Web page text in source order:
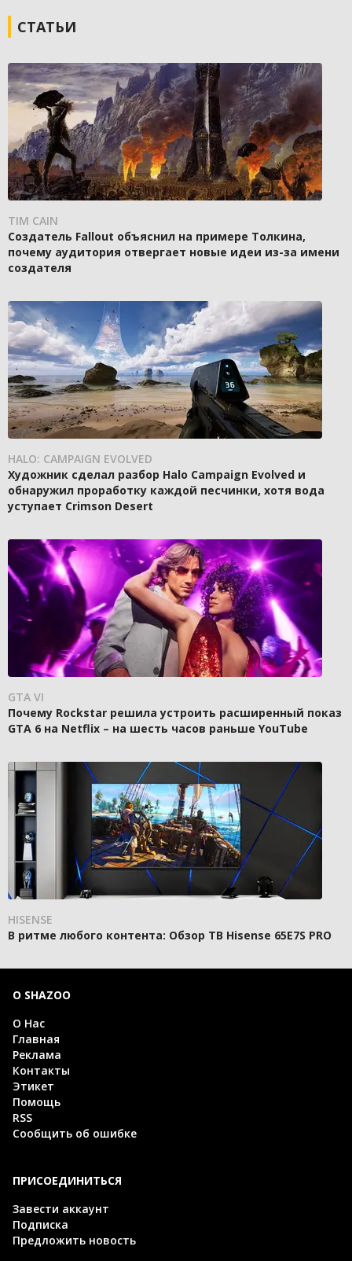
СТАТЬИ
TIM CAIN
Создатель Fallout объяснил на примере Толкина,
почему аудитория отвергает новые идеи из-за имени
создателя
HALO: CAMPAIGN EVOLVED
Художник сделал разбор Halo Campaign Evolved и
обнаружил проработку каждой песчинки, хотя вода
уступает Crimson Desert
GTA VI
Почему Rockstar решила устроить расширенный показ
GTA 6 на Netflix – на шесть часов раньше YouTube
HISENSE
В ритме любого контента: Обзор ТВ Hisense 65E7S PRO
О SHAZOO
О Нас
Главная
Реклама
Контакты
Этикет
Помощь
RSS
Сообщить об ошибке
ПРИСОЕДИНИТЬСЯ
Завести аккаунт
Подписка
Предложить новость